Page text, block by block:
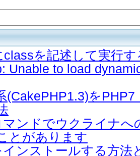
を記述して実行す
Unable to load
(CakePHP1.3)をPHP7
マンドでウクライナへ
とがあります
ンストールする方法